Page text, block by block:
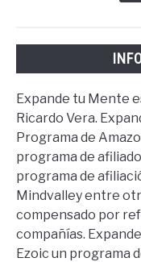
Expande tu Mente
Ricardo Vera.
Programa de
programa de
programa de
Mindvalley entre
compensado por
compañías.
Ezoic un programa